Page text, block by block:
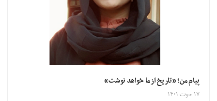
پیام من؛ «تاریخ از ما خواهد نوشت‌»
۱۷ حوت ۱۴۰۱